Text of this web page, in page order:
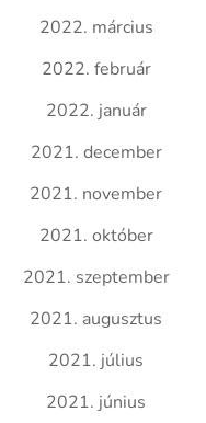
2022. március
2022. február
2022. január
2021. december
2021. november
2021. október
2021. szeptember
2021. augusztus
2021. július
2021. június